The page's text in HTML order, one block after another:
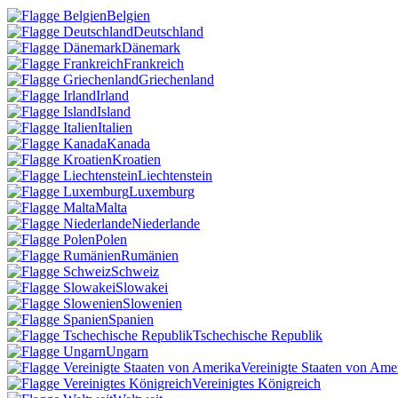
Belgien
Deutschland
Dänemark
Frankreich
Griechenland
Irland
Island
Italien
Kanada
Kroatien
Liechtenstein
Luxemburg
Malta
Niederlande
Polen
Rumänien
Schweiz
Slowakei
Slowenien
Spanien
Tschechische Republik
Ungarn
Vereinigte Staaten von
Vereinigtes Königreich